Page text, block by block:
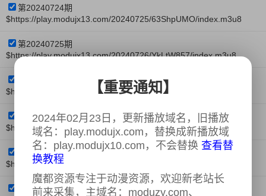
第20240724期
$https://play.modujx13.com/20240725/63ShpUMO/index.m3u8
第20240725期
$https://play.modujx13.com/20240726/YkLtW857/index.m3u8
$https://play.modujx13.com/20240731/1xwTkPcG/index.m3u8
第20240731期
$https://play.modujx13.com/20240801/nhljn5Tj/index.m3u8
第20240801期
$https://play.modujx13.com/20240802/AHlSpkxG/index.m3u8
第20240806期
【重要通知】
2024年02月23日，更新播放域名，旧播放
域名：play.modujx.com，替换成新播放域
名：play.modujx10.com，不会替换 查看替
换教程
魔都资源专注于动漫资源，欢迎新老站长
前来采集，主域名：moduzy.com、